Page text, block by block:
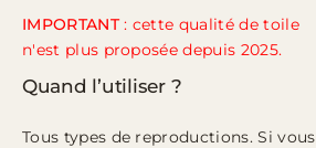
IMPORTANT: cette qualité de toile
n'est plus proposée depuis 2025.
Quand l’utiliser ?
Tous types de reproductions. Si vous